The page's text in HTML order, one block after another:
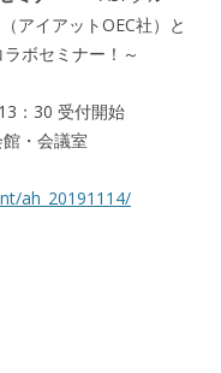
アイアットOEC社）と
ボセミナー！～
：30 受付開始
・会議室
ah_20191114/